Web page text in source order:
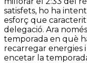
satisfets, ho ha
esforç que
delegació. Ara
temporada en què
recarregar energies
encetar la